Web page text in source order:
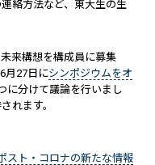
絡方法など、東大生の生
来構想を構成員に募集
月27日にシンポジウムをオ
に分けて議論を行いまし
れます。
スト・コロナの新たな情報